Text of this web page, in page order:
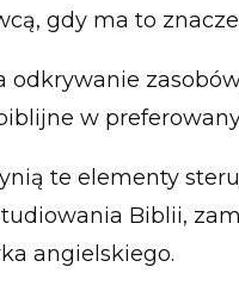
gdy ma to
odkrywanie
w
te elementy
Biblii,
angielskiego.